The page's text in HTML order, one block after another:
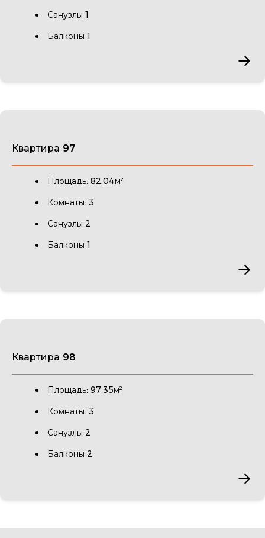
Санузлы 1
Балконы 1
Квартира 97
Площадь: 82.04м²
Комнаты: 3
Санузлы 2
Балконы 1
Квартира 98
Площадь: 97.35м²
Комнаты: 3
Санузлы 2
Балконы 2